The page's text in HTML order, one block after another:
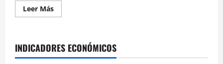
Leer Más
INDICADORES ECONÓMICOS